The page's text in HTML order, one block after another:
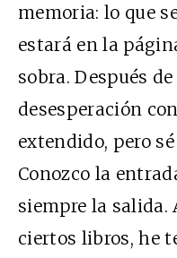
memoria: lo que
estará en la
sobra. Después
desesperación
extendido, pero
Conozco la
siempre la salida.
ciertos libros, he